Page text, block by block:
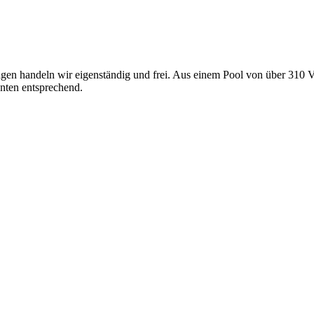
handeln wir eigenständig und frei. Aus einem Pool von über 310
entsprechend.